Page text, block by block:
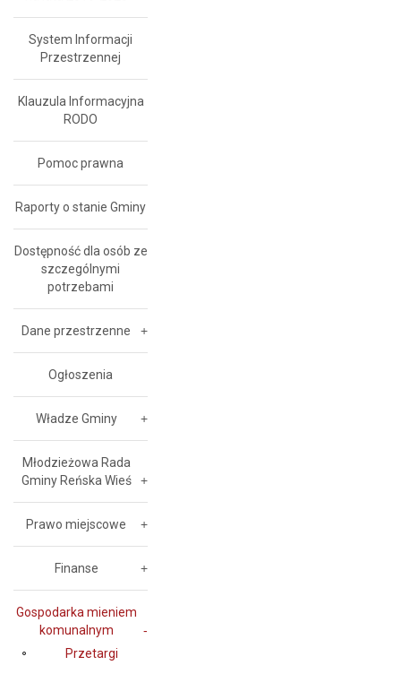
System Informacji
Przestrzennej
Klauzula Informacyjna
RODO
Pomoc prawna
Raporty o stanie Gminy
Dostępność dla osób ze
szczególnymi
potrzebami
Dane przestrzenne
Ogłoszenia
Władze Gminy
Młodzieżowa Rada
Gminy Reńska Wieś
Prawo miejscowe
Finanse
Gospodarka mieniem
komunalnym
Przetargi